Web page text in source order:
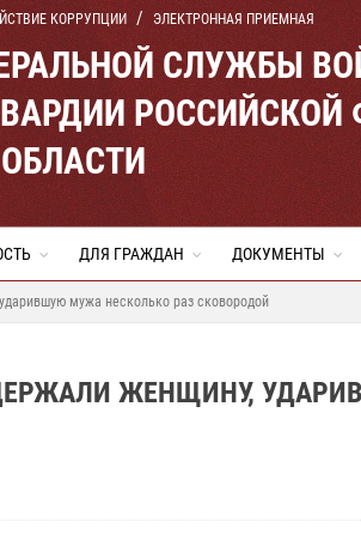
КОРРУПЦИИ ЭЛЕКТРОННАЯ ПРИЕМНАЯ
СЛУЖБЫ
РОССИЙСКОЙ
ДЛЯ ГРАЖДАН ДОКУМЕНТЫ
мужа несколько раз сковородой
ЖЕНЩИНУ,